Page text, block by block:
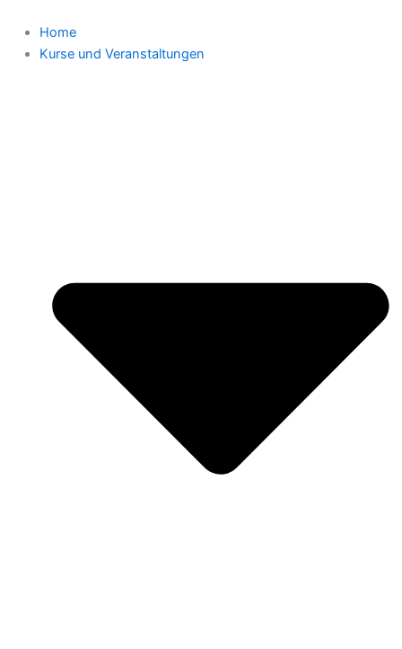
Inhalt
springen
Home
Kurse und Veranstaltungen